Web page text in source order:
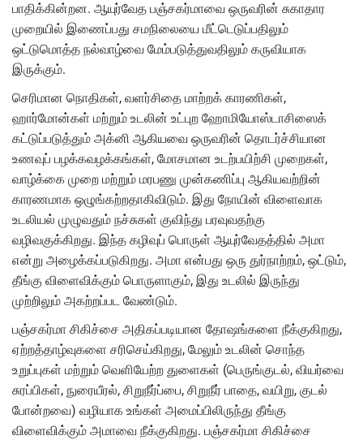
பாதிக்கின்றன. ஆயுர்வேத பஞ்சகர்மாவை ஒருவரின் சுகாதார
முறையில் இணைப்பது சமநிலையை மீட்டெடுப்பதிலும்
ஒட்டுமொத்த நல்வாழ்வை மேம்படுத்துவதிலும் கருவியாக
இருக்கும்.
செரிமான நொதிகள், வளர்சிதை மாற்றக் காரணிகள்,
ஹார்மோன்கள் மற்றும் உடலின் உட்புற ஹோமியோஸ்டாசிஸைக்
கட்டுப்படுத்தும் அக்னி ஆகியவை ஒருவரின் தொடர்ச்சியான
உணவுப் பழக்கவழக்கங்கள், மோசமான உடற்பயிற்சி முறைகள்,
வாழ்க்கை முறை மற்றும் மரபணு முன்கணிப்பு ஆகியவற்றின்
காரணமாக ஒழுங்கற்றதாகிவிடும். இது நோயின் விளைவாக
உடலியல் முழுவதும் நச்சுகள் குவிந்து பரவுவதற்கு
வழிவகுக்கிறது. இந்த கழிவுப் பொருள் ஆயுர்வேதத்தில் அமா
என்று அழைக்கப்படுகிறது. அமா என்பது ஒரு துர்நாற்றம், ஒட்டும்,
தீங்கு விளைவிக்கும் பொருளாகும், இது உடலில் இருந்து
முற்றிலும் அகற்றப்பட வேண்டும்.
பஞ்சகர்மா சிகிச்சை அதிகப்படியான தோஷங்களை நீக்குகிறது,
ஏற்றத்தாழ்வுகளை சரிசெய்கிறது, மேலும் உடலின் சொந்த
உறுப்புகள் மற்றும் வெளியேற்ற துளைகள் (பெருங்குடல், வியர்வை
சுரப்பிகள், நுரையீரல், சிறுநீர்ப்பை, சிறுநீர் பாதை, வயிறு, குடல்
போன்றவை) வழியாக உங்கள் அமைப்பிலிருந்து தீங்கு
விளைவிக்கும் அமாவை நீக்குகிறது. பஞ்சகர்மா சிகிச்சை